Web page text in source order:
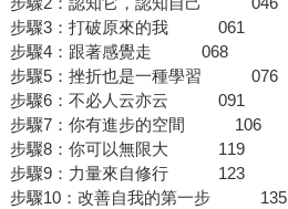
步驟3：打破原來的我 061
步驟4：跟著感覺走 068
步驟5：挫折也是一種學習 076
步驟6：不必人云亦云 091
步驟7：你有進步的空間 106
步驟8：你可以無限大 119
步驟9：力量來自修行 123
步驟10：改善自我的第一步 135